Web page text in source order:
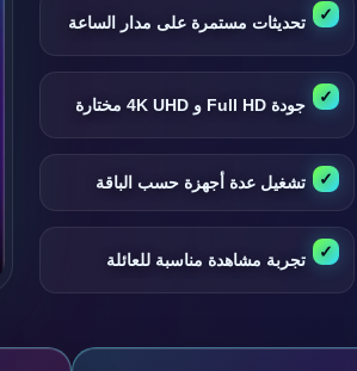
تحديثات مستمرة على مدار الساعة
جودة Full HD و 4K UHD مختارة
تشغيل عدة أجهزة حسب الباقة
تجربة مشاهدة مناسبة للعائلة